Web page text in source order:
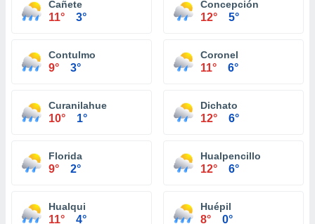
Cañete
11° 3°
Concepción
12° 5°
Contulmo
9° 3°
Coronel
11° 6°
Curanilahue
10° 1°
Dichato
12° 6°
Florida
9° 2°
Hualpencillo
12° 6°
Hualqui
11° 4°
Huépil
8° 0°